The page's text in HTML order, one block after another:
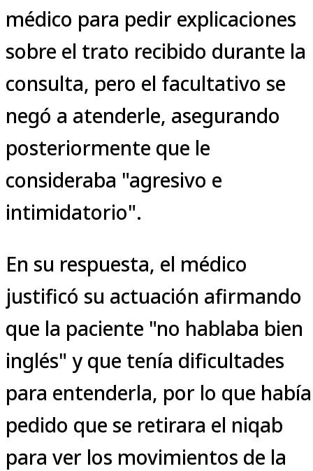
médico para pedir explicaciones
sobre el trato recibido durante la
consulta, pero el facultativo se
negó a atenderle, asegurando
posteriormente que le
consideraba "agresivo e
intimidatorio".
En su respuesta, el médico
justificó su actuación afirmando
que la paciente "no hablaba bien
inglés" y que tenía dificultades
para entenderla, por lo que había
pedido que se retirara el niqab
para ver los movimientos de la